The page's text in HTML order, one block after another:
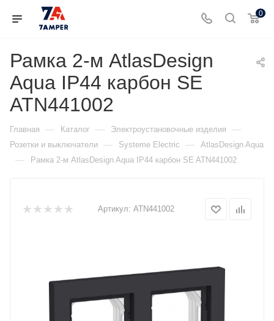
0
Рамка 2-м AtlasDesign
Aqua IP44 карбон SE
ATN441002
Главная — Каталог — Электроустановочные изделия —
Розетки и выключатели — Systeme Electric — AtlasDesign Aqua
— Рамка 2-м AtlasDesign Aqua IP44 карбон SE ATN441002
Артикул: ATN441002